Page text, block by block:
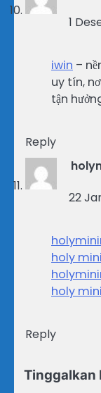
1
iwin –
uy tín,
tận
Reply
22
holy
holy
Reply
Tinggalkan